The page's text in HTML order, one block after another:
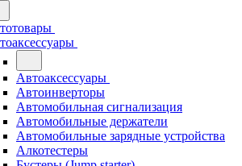
Автоаксессуары
Автоинверторы
Автомобильная сигнализация
Автомобильные держатели
Автомобильные зарядные устройства
Алкотестеры